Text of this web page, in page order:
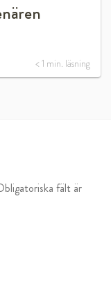
< 1 min. läsning
fält är